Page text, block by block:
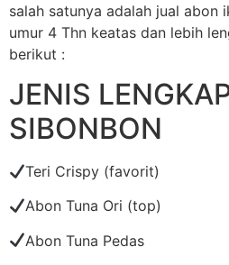
salah satunya adalah jual abon
umur 4 Thn keatas dan lebih
berikut :
JENIS
SIBONBON
Teri Crispy (favorit)
Abon Tuna Ori (top)
Abon Tuna Pedas